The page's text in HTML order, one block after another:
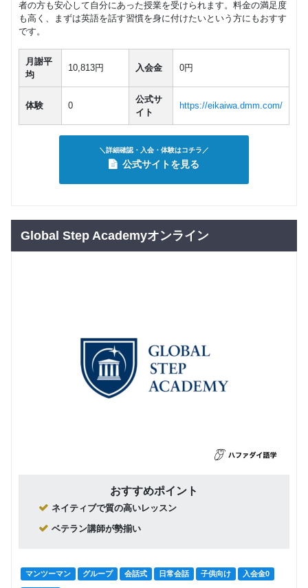
者の方も安心して自分にあった授業を受けられます。料金の満足度
も高く、まずは英語を話す習慣を身に付けたいという方にもおすす
です。
月謝平
均
10,813円 入会金 0円
体験 0
公式サ
イト
https://eikaiwa.dmm.com/
＼詳細確認・入会・体験はコチラ／
公式サイトを見る
Global Step Academyオンライン
おすすめポイント
ネイティブで質の高いレッスン
ベテラン講師が勢揃い
マンツーマン グループ 会話式 日常会話 子供向け 入会金0